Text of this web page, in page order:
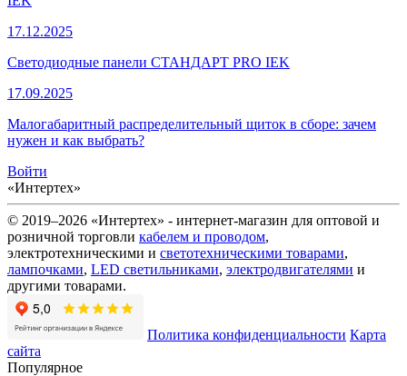
17.12.2025
Светодиодные панели СТАНДАРТ PRO IEK
17.09.2025
Малогабаритный распределительный щиток в сборе: зачем
нужен и как выбрать?
Войти
«Интертех»
© 2019–2026 «Интертех» - интернет-магазин для оптовой и
розничной торговли кабелем и проводом,
электротехническими и светотехническими товарами,
лампочками, LED светильниками, электродвигателями и
другими товарами.
Политика конфиденциальности Карта
сайта
Популярное